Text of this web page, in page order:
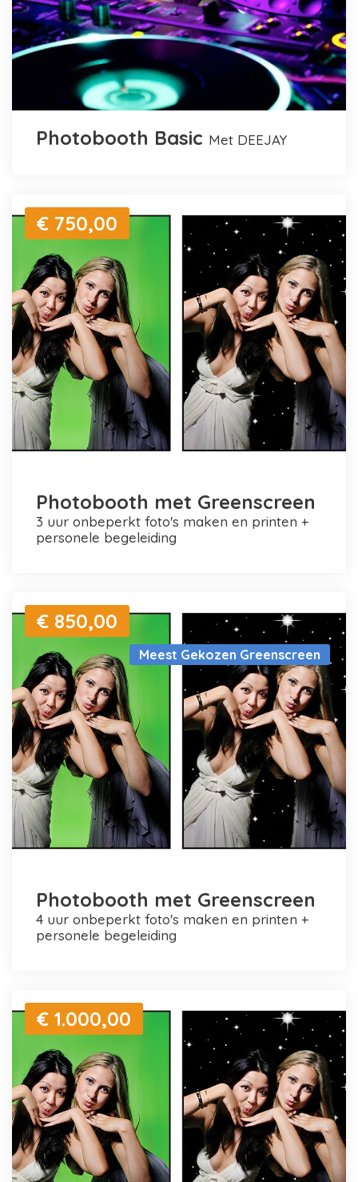
Photobooth Basic met DEEJAY
€ 750,00
Photobooth met Greenscreen
3 uur onbeperkt foto's maken en printen +
personele begeleiding
Meest Gekozen Greenscreen
€ 850,00
Photobooth met Greenscreen
4 uur onbeperkt foto's maken en printen +
personele begeleiding
€ 1.000,00